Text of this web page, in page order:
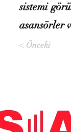
sistemi
asansörler
< Önceki